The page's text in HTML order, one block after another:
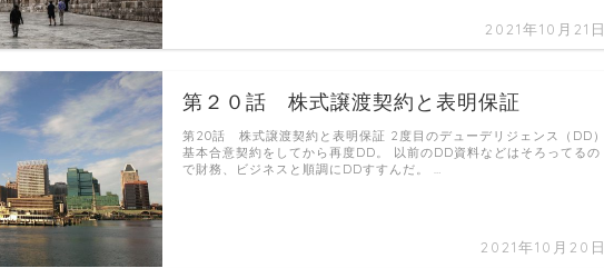
2021年10月21日
第２０話 株式譲渡契約と表明保証
2021年10月20日
第20話 株式譲渡契約と表明保証 2度目のデューデリジェンス（DD）
基本合意契約をしてから再度DD。 以前のDD資料などはそろってるの
で財務、ビジネスと順調にDDすすんだ。 …